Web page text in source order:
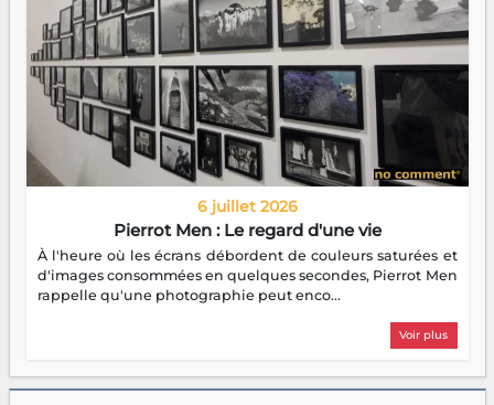
6 juillet 2026
Pierrot Men : Le regard d'une vie
À l'heure où les écrans débordent de couleurs saturées et
d'images consommées en quelques secondes, Pierrot Men
rappelle qu'une photographie peut enco...
Voir plus